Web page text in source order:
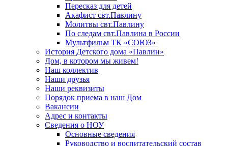
Пересказ для детей
Акафист свт.Павлину
Молитвы свт.Павлину
По следам свт.Павлина в России
Мультфильм ТК «СОЮЗ»
История Детского дома «Павлин»
Дом, в котором мы живем!
Наш коллектив
Наши друзья
Наши реквизиты
Порядок приема в наш Дом
Вакансии
Адрес и контакты
Сведения о НОУ
Основные сведения
Руководство и воспитательский состав